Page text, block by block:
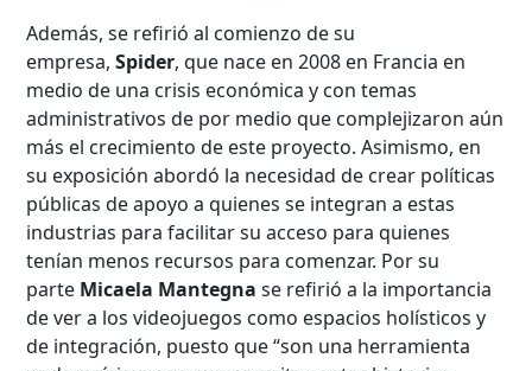
Además, se refirió al comienzo de su
empresa,Spider, que nace en 2008 en Francia en
medio de una crisis económica y con temas
administrativos de por medio que complejizaron aún
más el crecimiento de este proyecto. Asimismo, en
su exposición abordó la necesidad de crear políticas
públicas de apoyo a quienes se integran a estas
industrias para facilitar su acceso para quienes
tenían menos recursos para comenzar. Por su
parte Micaela Mantegna se refirió a la importancia
de ver a los videojuegos como espacios holísticos y
de integración, puesto que “son una herramienta
Búsqueda Avanzada
Carrera
Palabra clave